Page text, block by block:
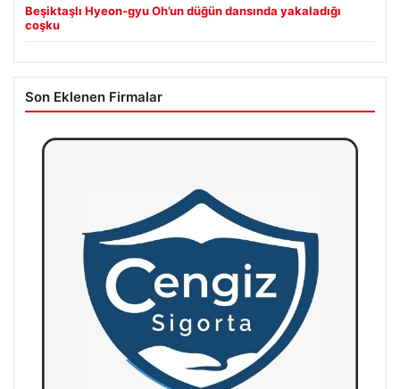
Beşiktaşlı Hyeon-gyu Oh’un düğün dansında yakaladığı
coşku
Son Eklenen Firmalar